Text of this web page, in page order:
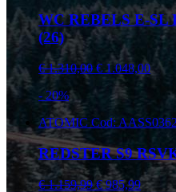
WC REBELS E-SL
(26)
€ 1.310,00 € 1.048,00
- 20%
ATOMIC Cod:
REDSTER S9
€ 1.159,99 € 985,99